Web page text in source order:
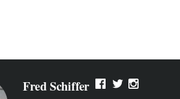
Fred Schiffer